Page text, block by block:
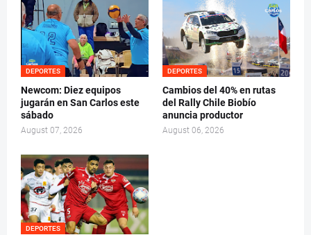
DEPORTES
Newcom: Diez equipos
jugarán en San Carlos este
sábado
August 07, 2026
DEPORTES
Cambios del 40% en rutas
del Rally Chile Biobío
anuncia productor
August 06, 2026
DEPORTES